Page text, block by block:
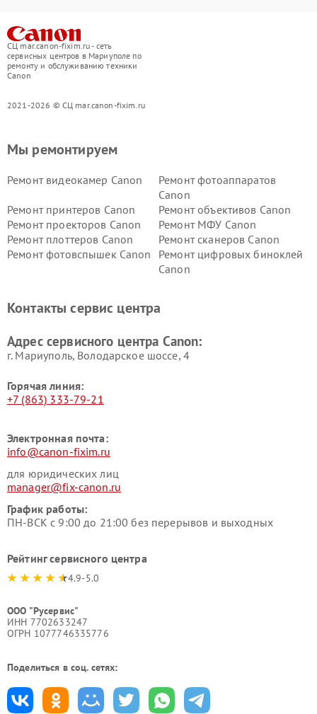
СЦ mar.canon-fixim.ru - сеть
сервисных центров в Мариуполе по
ремонту и обслуживанию техники
Canon
2021-2026 © СЦ mar.canon-fixim.ru
Мы ремонтируем
Ремонт видеокамер Canon
Ремонт фотоаппаратов
Canon
Ремонт принтеров Canon
Ремонт объективов Canon
Ремонт проекторов Canon
Ремонт МФУ Canon
Ремонт плоттеров Canon
Ремонт сканеров Canon
Ремонт фотовспышек Canon
Ремонт цифровых биноклей
Canon
Контакты сервис центра
Адрес сервисного центра Canon:
г. Мариуполь, Володарское шоссе, 4
Горячая линия:
+7 (863) 333-79-21
Электронная почта:
info@canon-fixim.ru
для юридических лиц
manager@fix-canon.ru
График работы:
ПН-ВСК с 9:00 до 21:00 без перерывов и выходных
Рейтинг сервисного центра
4.9-5.0
ООО "Русервис"
ИНН 7702633247
ОГРН 1077746335776
Поделиться в соц. сетях: